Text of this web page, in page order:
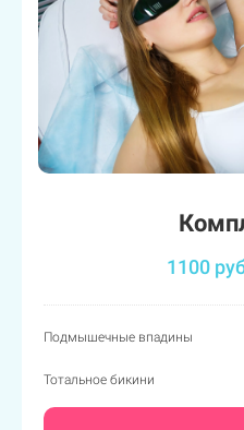
1100
Подмышечные впадины
Тотальное бикини